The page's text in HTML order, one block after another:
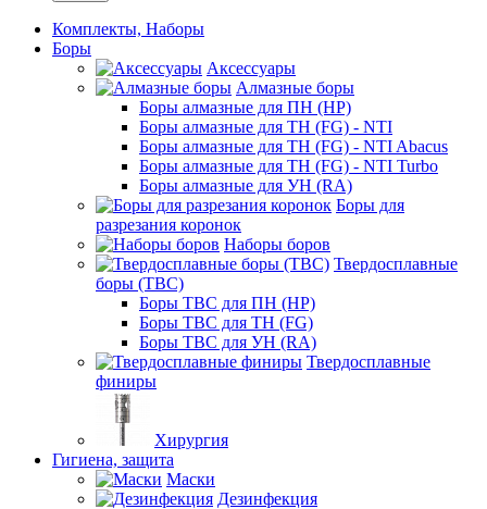
Комплекты, Наборы
Боры
Аксессуары
Алмазные боры
Боры алмазные для ПН (HP)
Боры алмазные для ТН (FG) - NTI
Боры алмазные для ТН (FG) - NTI Abacus
Боры алмазные для ТН (FG) - NTI Turbo
Боры алмазные для УН (RA)
Боры для
разрезания коронок
Наборы боров
Твердосплавные
боры (ТВС)
Боры ТВС для ПН (HP)
Боры ТВС для ТН (FG)
Боры ТВС для УН (RA)
Твердосплавные
финиры
Хирургия
Гигиена, защита
Маски
Дезинфекция